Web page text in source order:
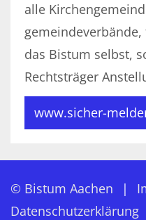
alle
das Bistum selbst,
Rechtsträger
www.sicher-
© Bistum Aachen
Datenschutzerklärung